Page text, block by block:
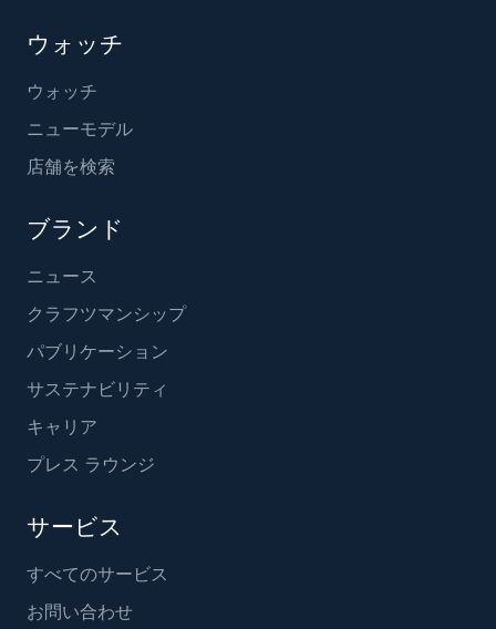
ウォッチ
ウォッチ
ニューモデル
店舗を検索
ブランド
ニュース
クラフツマンシップ
パブリケーション
サステナビリティ
キャリア
プレス ラウンジ
サービス
すべてのサービス
お問い合わせ